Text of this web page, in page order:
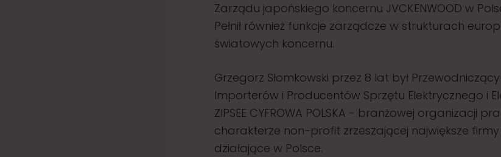
Zarządu japońskiego koncernu JVCKENWOOD w
Pełnił również funkcje zarządcze w strukturach
światowych koncernu.
Grzegorz Słomkowski przez 8 lat był
Importerów i Producentów Sprzętu Elektrycznego i
ZIPSEE CYFROWA POLSKA - branżowej organizacji
charakterze non-profit zrzeszającej największe firmy
działające w Polsce.